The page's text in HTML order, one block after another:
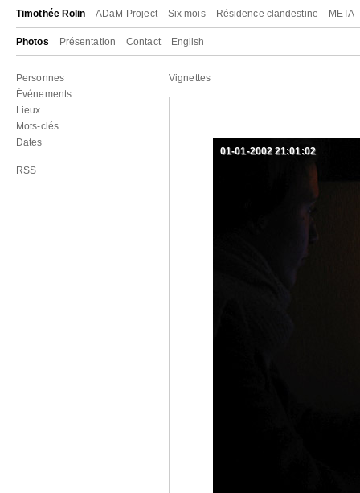
Timothée Rolin ADaM-Project Six mois Résidence clandestine META
Photos Présentation Contact English
Personnes
Événements
Lieux
Mots-clés
Dates
RSS
Vignettes
01-01-2002 21:01:02